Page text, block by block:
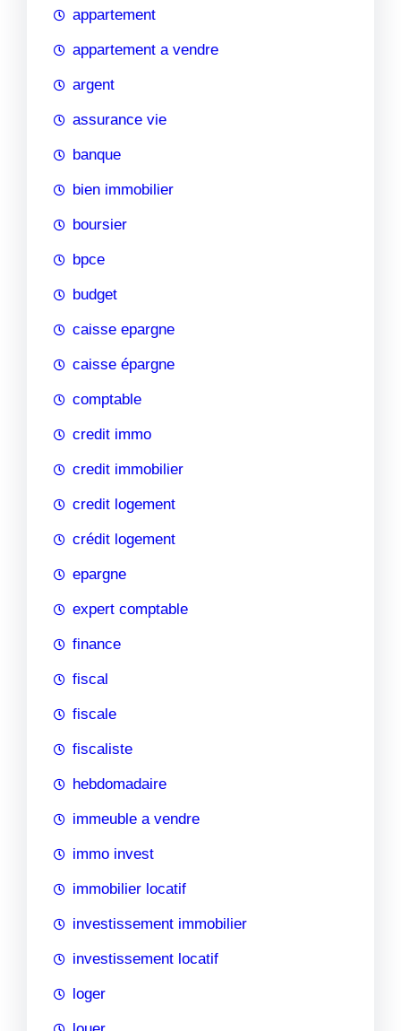
appartement
appartement a vendre
argent
assurance vie
banque
bien immobilier
boursier
bpce
budget
caisse epargne
caisse épargne
comptable
credit immo
credit immobilier
credit logement
crédit logement
epargne
expert comptable
finance
fiscal
fiscale
fiscaliste
hebdomadaire
immeuble a vendre
immo invest
immobilier locatif
investissement immobilier
investissement locatif
loger